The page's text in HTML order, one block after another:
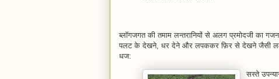
ब्लॉगजगत की तमाम लन्तरानियों से अलग प्रमोदजी का
पलट के देखने, धर देने और लपककर फ़िर से देखने जैसी
धज:
सस्‍ते